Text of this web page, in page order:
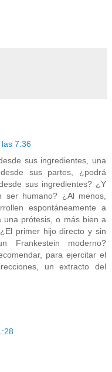
7:36
sus ingredientes, una
sus partes, ¿podrá
sus ingredientes? ¿Y
humano? ¿Al menos,
espontáneamente a
una prótesis, o más bien a
primer hijo directo y sin
Frankestein moderno?
para ejercitar el
un extracto del